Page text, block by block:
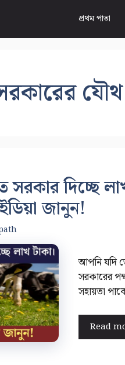
প্রথম পাতা
সরকার দিচ্ছে
জানুন!
আপনি যদি
সরকারের
সহায়তা
Read